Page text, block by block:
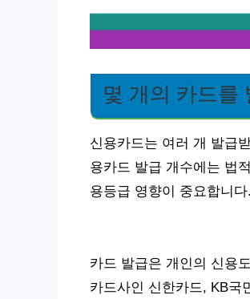
몇 개의 카드를
신용카드는 여러 개 발급
용카드 발급 개수에는 법
용등급 영향이 중요합니다.
카드 발급은 개인의 신용
카드사인 신한카드, KB국